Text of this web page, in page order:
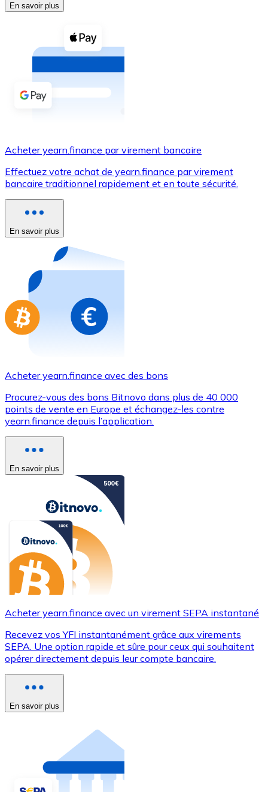
Voir toutes
Coupons crypto
Achetez des cryptomonnaies en espèces et d'autres
Acheter avec espèces
Virement SEPA
Carte de crédit / débit
Utilisez les cartes Visa et Mastercard pour acheter
Acheter avec carte
Nouveau
Achetez des cartes-cadeaux de vos marques
Aller à la boutique de cartes-cadeaux
En savoir plus
Acheter yearn.finance par virement bancaire
Effectuez votre achat de yearn.finance par virement
bancaire traditionnel rapidement et en toute sécurité.
En savoir plus
Acheter yearn.finance avec des bons
Procurez-vous des bons Bitnovo dans plus de 40 000
points de vente en Europe et échangez-les contre
yearn.finance depuis l’application.
En savoir plus
Acheter yearn.finance avec un virement SEPA instantané
Recevez vos YFI instantanément grâce aux virements
SEPA. Une option rapide et sûre pour ceux qui souhaitent
opérer directement depuis leur compte bancaire.
En savoir plus